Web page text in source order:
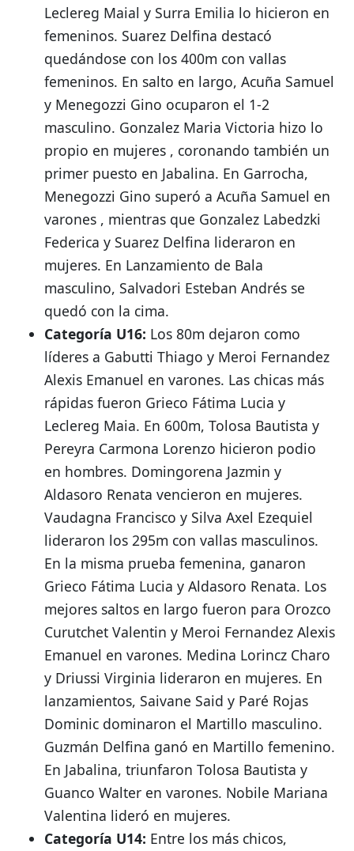
Leclereg Maial y Surra Emilia lo hicieron en
femeninos. Suarez Delfina destacó
quedándose con los 400m con vallas
femeninos. En salto en largo, Acuña Samuel
y Menegozzi Gino ocuparon el 1-2
masculino. Gonzalez Maria Victoria hizo lo
propio en mujeres , coronando también un
primer puesto en Jabalina. En Garrocha,
Menegozzi Gino superó a Acuña Samuel en
varones , mientras que Gonzalez Labedzki
Federica y Suarez Delfina lideraron en
mujeres. En Lanzamiento de Bala
masculino, Salvadori Esteban Andrés se
quedó con la cima.
Categoría U16: Los 80m dejaron como
líderes a Gabutti Thiago y Meroi Fernandez
Alexis Emanuel en varones. Las chicas más
rápidas fueron Grieco Fátima Lucia y
Leclereg Maia. En 600m, Tolosa Bautista y
Pereyra Carmona Lorenzo hicieron podio
en hombres. Domingorena Jazmin y
Aldasoro Renata vencieron en mujeres.
Vaudagna Francisco y Silva Axel Ezequiel
lideraron los 295m con vallas masculinos.
En la misma prueba femenina, ganaron
Grieco Fátima Lucia y Aldasoro Renata. Los
mejores saltos en largo fueron para Orozco
Curutchet Valentin y Meroi Fernandez Alexis
Emanuel en varones. Medina Lorincz Charo
y Driussi Virginia lideraron en mujeres. En
lanzamientos, Saivane Said y Paré Rojas
Dominic dominaron el Martillo masculino.
Guzmán Delfina ganó en Martillo femenino.
En Jabalina, triunfaron Tolosa Bautista y
Guanco Walter en varones. Nobile Mariana
Valentina lideró en mujeres.
Categoría U14: Entre los más chicos,